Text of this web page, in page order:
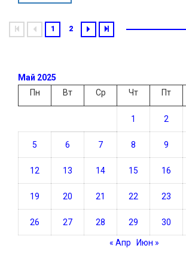
1 2
Май 2025
Пн
Вт Ср Чт Пт
1 2
5 6 7 8 9
12 13 14 15 16
19 20 21 22 23
26 27 28 29 30
« Апр Июн »